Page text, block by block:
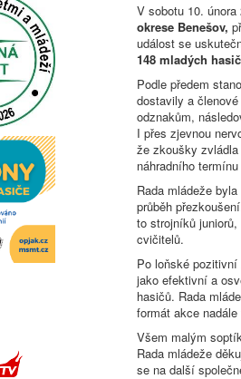
V sobotu 10. února
okrese Benešov,
událost se
148 mladých
Podle předem
dostavily a
odznakům,
I přes zjevnou
že zkoušky
náhradního
Rada mládeže
průběh
to strojníků
cvičitelů.
Po loňské
jako efektivní a
hasičů. Rada
formát akce
Všem malým
Rada mládeže
se na další